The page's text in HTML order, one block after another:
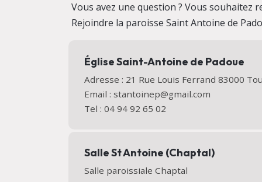
Vous avez une question ? Vous souhaitez
Rejoindre la paroisse Saint Antoine de
Église Saint-Antoine de Padoue
Adresse : 21 Rue Louis Ferrand 83000
Email : stantoinep@gmail.com
Tel : 04 94 92 65 02
Salle St Antoine (Chaptal)
Salle paroissiale Chaptal